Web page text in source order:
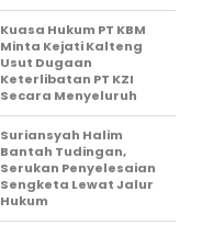
Kuasa Hukum PT KBM
Minta Kejati Kalteng
Usut Dugaan
Keterlibatan PT KZI
Secara Menyeluruh
Suriansyah Halim
Bantah Tudingan,
Serukan Penyelesaian
Sengketa Lewat Jalur
Hukum